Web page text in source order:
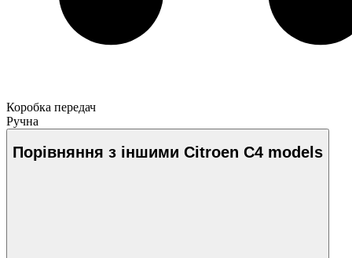
Коробка передач
Ручна
Порівняння з іншими Citroen C4 models